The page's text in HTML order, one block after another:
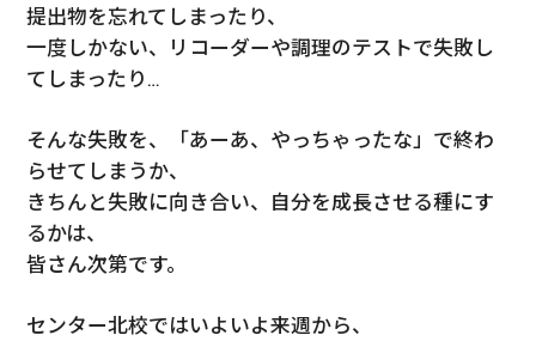
提出物を忘れてしまったり、
一度しかない、リコーダーや調理のテストで失敗し
てしまったり…
そんな失敗を、「あーあ、やっちゃったな」で終わ
らせてしまうか、
きちんと失敗に向き合い、自分を成長させる種にす
るかは、
皆さん次第です。
センター北校ではいよいよ来週から、